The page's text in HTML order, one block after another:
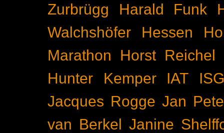
Zurbrügg
Harald Funk
Walchshöfer
Hessen
Marathon
Horst Reichel
Hunter Kemper
IAT
Jacques Rogge Jan
van Berkel Janine